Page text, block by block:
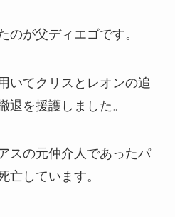
のが父ディエゴです。
いてクリスとレオンの追
退を援護しました。
スの元仲介人であったパ
亡しています。